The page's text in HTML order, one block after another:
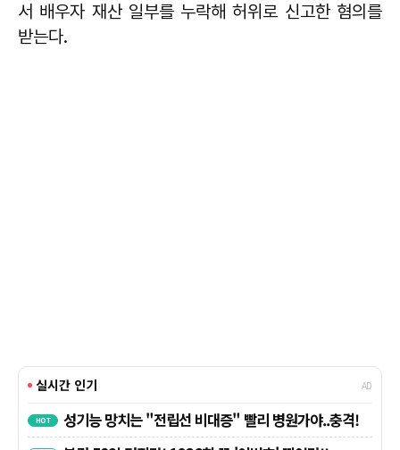
서 배우자 재산 일부를 누락해 허위로 신고한 혐의를
받는다.